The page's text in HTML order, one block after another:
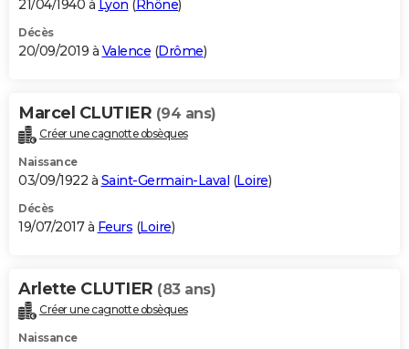
21/04/1940 à Lyon ( Rhône)
Décès
20/09/2019 à Valence (Drôme)
Marcel CLUTIER (94 ans)
Créer une cagnotte obsèques
Naissance
03/09/1922 à Saint-Germain-Laval (Loire)
Décès
19/07/2017 à Feurs (Loire)
Arlette CLUTIER (83 ans)
Créer une cagnotte obsèques
Naissance